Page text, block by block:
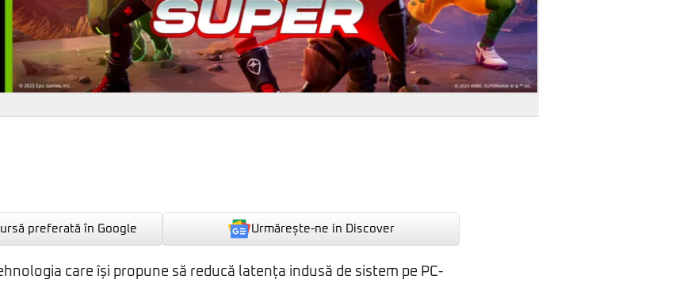
preferată în Google Urmărește-ne in Discover
care își propune să reducă latența indusă de sistem pe PC-